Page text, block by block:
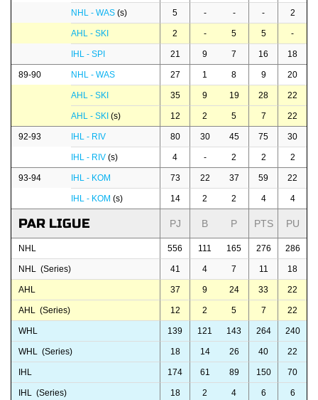
NHL - WAS (s) 5 - - - 2
AHL - SKI 2 - 5 5 -
IHL - SPI 21 9 7 16 18
89-90 NHL - WAS 27 1 8 9 20
AHL - SKI 35 9 19 28 22
AHL - SKI (s) 12 2 5 7 22
92-93 IHL - RIV 80 30 45 75 30
IHL - RIV (s) 4 - 2 2 2
93-94 IHL - KOM 73 22 37 59 22
IHL - KOM (s) 14 2 2 4 4
PAR LIGUE PJ B P PTS PU
NHL 556 111 165 276 286
NHL (Series) 41 4 7 11 18
AHL 37 9 24 33 22
AHL (Series) 12 2 5 7 22
WHL 139 121 143 264 240
WHL (Series) 18 14 26 40 22
IHL 174 61 89 150 70
IHL (Series) 18 2 4 6 6